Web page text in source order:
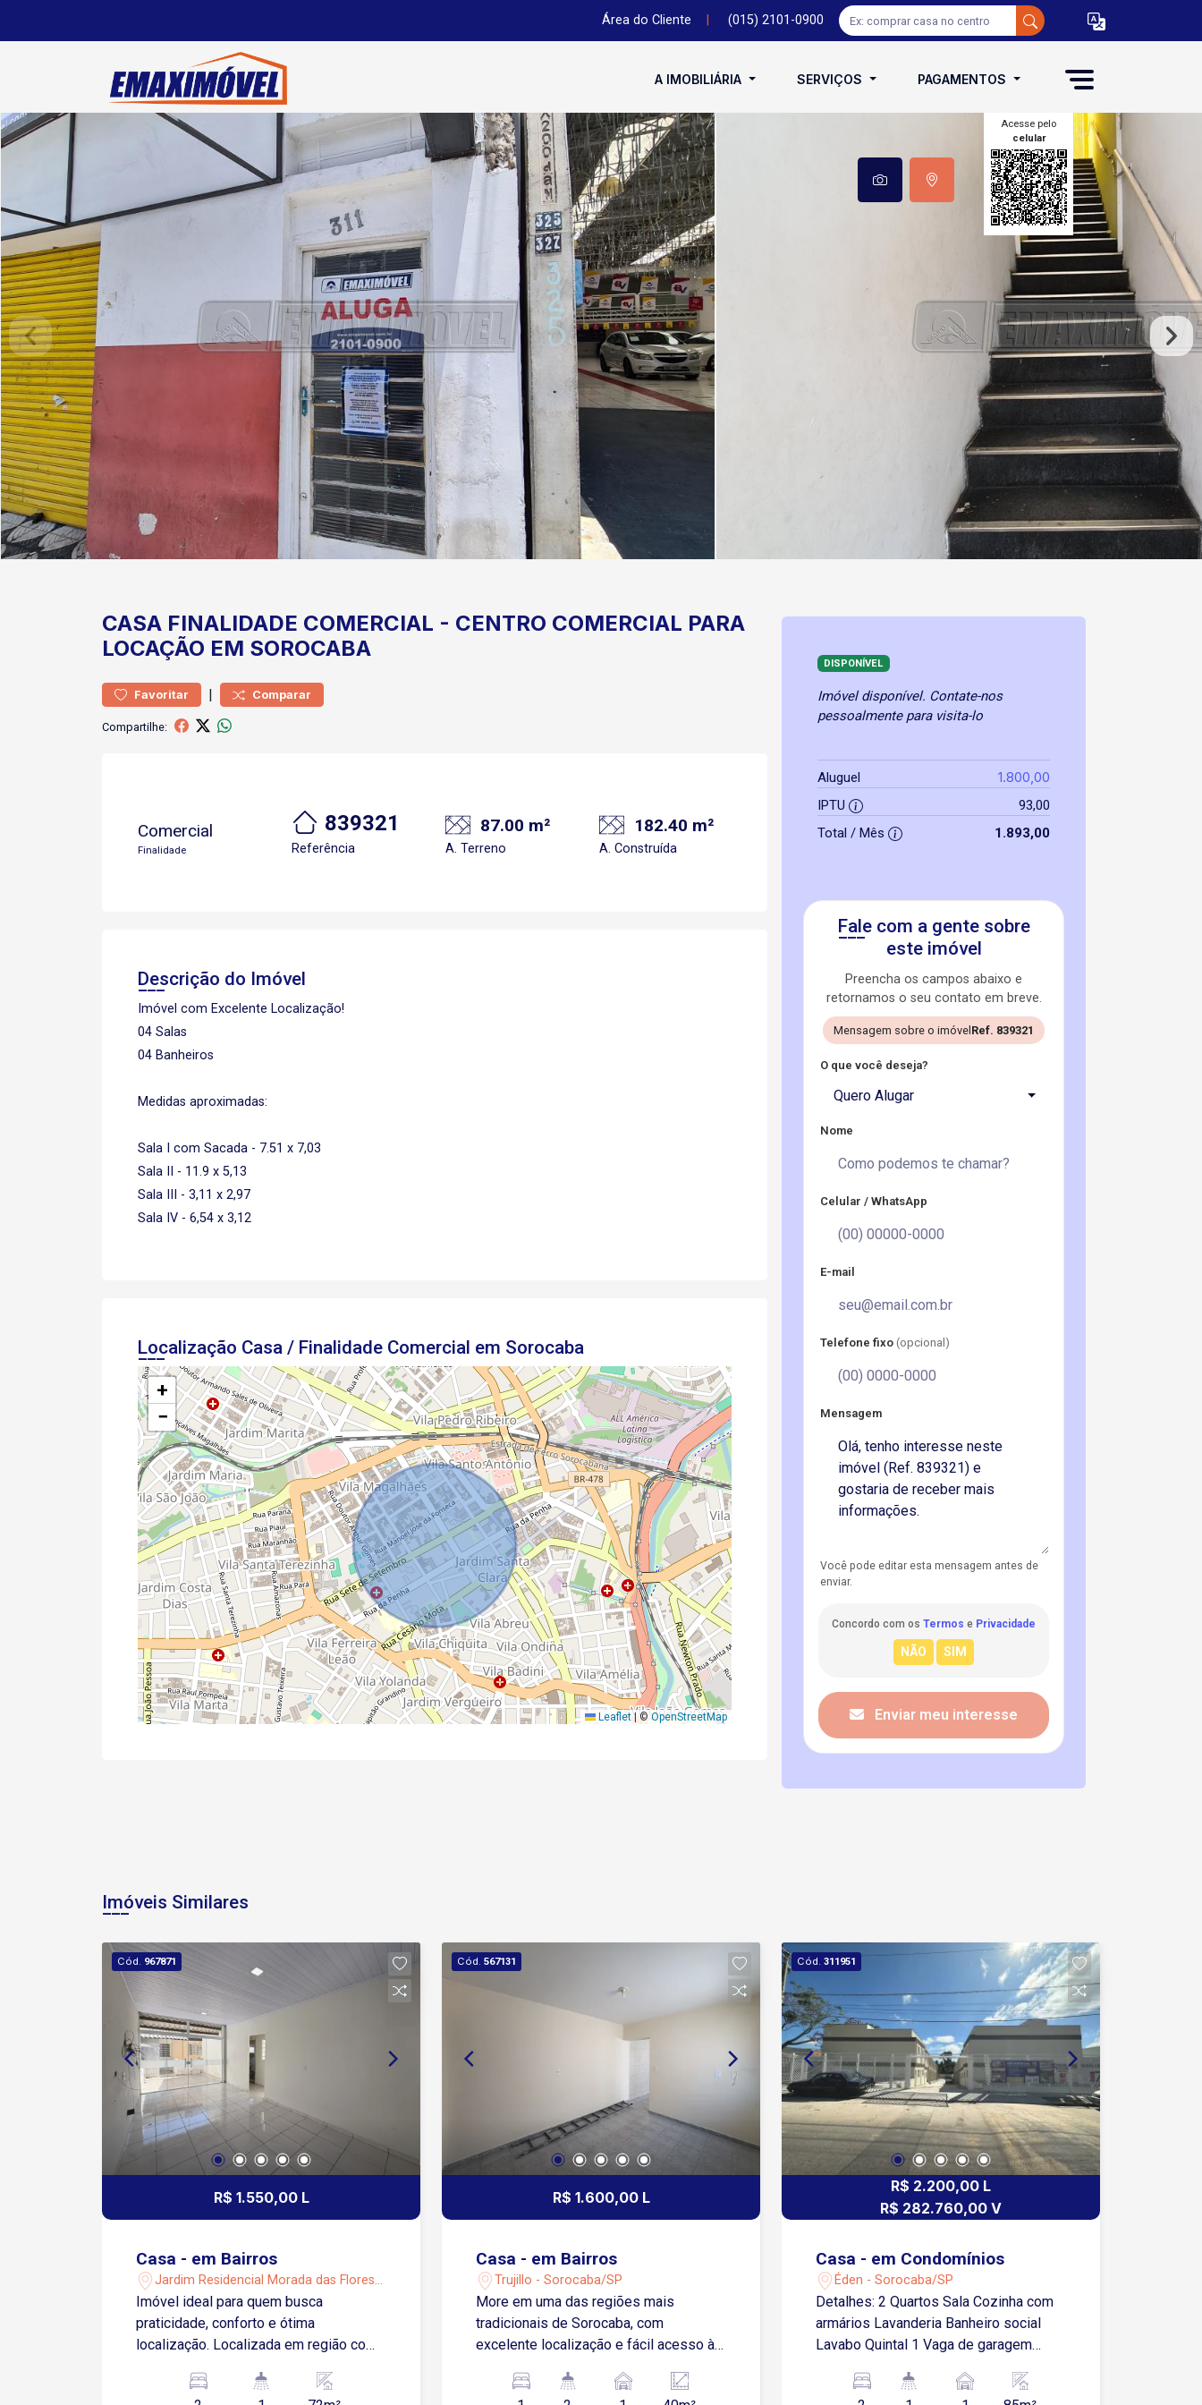
Área do Cliente (015) 2101-0900
A IMOBILIÁRIA SERVIÇOS PAGAMENTOS
Acesse pelo
celular
CASA FINALIDADE COMERCIAL - CENTRO COMERCIAL PARA
LOCAÇÃO EM SOROCABA
Favoritar | Comparar
Compartilhe:
Comercial
Finalidade
839321
Referência
87.00 m²
A. Terreno
182.40 m²
A. Construída
Descrição do Imóvel
Imóvel com Excelente Localização!
04 Salas
04 Banheiros
Medidas aproximadas:
Sala I com Sacada - 7.51 x 7,03
Sala II - 11.9 x 5,13
Sala III - 3,11 x 2,97
Sala IV - 6,54 x 3,12
Localização Casa / Finalidade Comercial em Sorocaba
+
−
Leaflet ©OpenStreetMap
DISPONÍVEL
Imóvel disponível. Contate-nos
pessoalmente para visita-lo
Aluguel 1.800,00
IPTU
93,00
Total / Mês
1.893,00
Fale com a gente sobre
este imóvel
Preencha os campos abaixo e
retornamos o seu contato em breve.
Mensagem sobre o imóvel Ref. 839321
O que você deseja?
Quero Alugar
Nome
Celular / WhatsApp
E-mail
Telefone fixo (opcional)
Mensagem
Você pode editar esta mensagem antes de
enviar.
Concordo com os Termos e Privacidade
Enviar meu interesse
Imóveis Similares
Cód. 967871
R$ 1.550,00 L
Casa - em Bairros
Jardim Residencial Morada das Flores -
Sorocaba/SP
Imóvel ideal para quem busca
praticidade, conforto e ótima
localização. Localizada em região com
e à Rodovia Celso Charuri, próxima ao
Cód. 567131
R$ 1.600,00 L
Casa - em Bairros
Trujillo - Sorocaba/SP
More em uma das regiões mais
tradicionais de Sorocaba, com
excelente localização e fácil acesso às
Osório. Próxima a supermercados,
Cód. 311951
R$ 2.200,00 L
R$ 282.760,00 V
Casa - em Condomínios
Éden - Sorocaba/SP
Detalhes: 2 Quartos Sala Cozinha com
armários Lavanderia Banheiro social
Lavabo Quintal 1 Vaga de garagem
bem distribuídos, proporcionando